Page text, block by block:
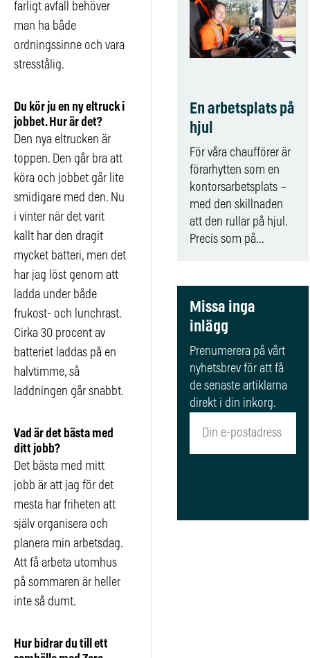
farligt avfall behöver
man ha både
ordningssinne och vara
stresstålig.
Du kör ju en ny eltruck i
jobbet. Hur är det?
Den nya eltrucken är
toppen. Den går bra att
köra och jobbet går lite
smidigare med den. Nu
i vinter när det varit
kallt har den dragit
mycket batteri, men det
har jag löst genom att
ladda under både
frukost- och lunchrast.
Cirka 30 procent av
batteriet laddas på en
halvtimme, så
laddningen går snabbt.
Vad är det bästa med
ditt jobb?
Det bästa med mitt
jobb är att jag för det
mesta har friheten att
själv organisera och
planera min arbetsdag.
Att få arbeta utomhus
på sommaren är heller
inte så dumt.
Hur bidrar du till ett
En arbetsplats på
hjul
För våra chaufförer är
förarhytten som en
kontorsarbetsplats –
med den skillnaden
att den rullar på hjul.
Precis som på...
Missa inga
inlägg
Prenumerera på vårt
nyhetsbrev för att få
de senaste artiklarna
direkt i din inkorg.